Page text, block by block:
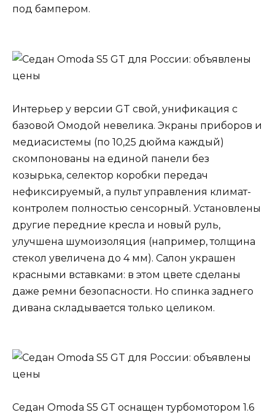
под бампером.
Интерьер у версии GT свой, унификация с
базовой Омодой невелика. Экраны приборов и
медиасистемы (по 10,25 дюйма каждый)
скомпонованы на единой панели без
козырька, селектор коробки передач
нефиксируемый, а пульт управления климат-
контролем полностью сенсорный. Установлены
другие передние кресла и новый руль,
улучшена шумоизоляция (например, толщина
стекол увеличена до 4 мм). Салон украшен
красными вставками: в этом цвете сделаны
даже ремни безопасности. Но спинка заднего
дивана складывается только целиком.
Седан Omoda S5 GT оснащен турбомотором 1.6